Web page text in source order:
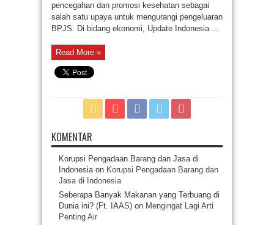
pencegahan dan promosi kesehatan sebagai
salah satu upaya untuk mengurangi pengeluaran
BPJS. Di bidang ekonomi, Update Indonesia ...
Read More »
KOMENTAR
Korupsi Pengadaan Barang dan Jasa di
Indonesiaon Korupsi Pengadaan Barang dan
Jasa di Indonesia
Seberapa Banyak Makanan yang Terbuang di
Dunia ini? (Ft. IAAS) on Mengingat Lagi Arti
Penting Air